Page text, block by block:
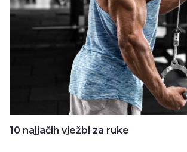
10 najjačih vježbi za ruke